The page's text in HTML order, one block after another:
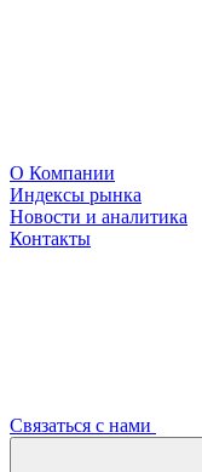
О Компании
Индексы рынка
Новости и аналитика
Контакты
Связаться с нами